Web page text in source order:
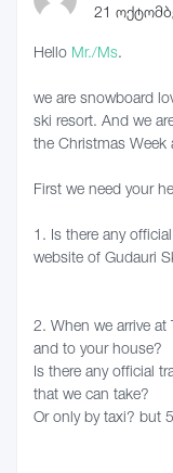
21
Hello Mr./Ms.
we are snowboard
ski resort. And we
the Christmas Week
First we need your
1. Is there any
website of Gudauri
2. When we arrive
and to your house?
Is there any official
that we can take?
Or only by taxi? but